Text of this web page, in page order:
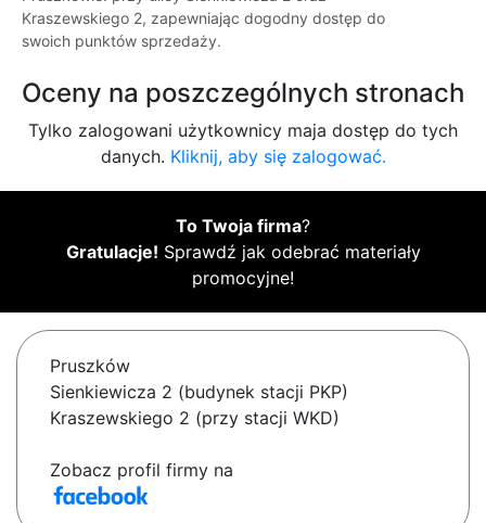
Kraszewskiego 2, zapewniając dogodny dostęp do
swoich punktów sprzedaży.
Oceny na poszczególnych stronach
Tylko zalogowani użytkownicy maja dostęp do tych
danych. Kliknij, aby się zalogować.
To Twoja firma?
Gratulacje! Sprawdź jak odebrać materiały
promocyjne!
Pruszków
Sienkiewicza 2 (budynek stacji PKP)
Kraszewskiego 2 (przy stacji WKD)
Zobacz profil firmy na